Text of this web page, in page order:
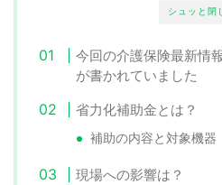
シュッと閉
今回の介護保険最新情
が書かれていました
省力化補助金とは？
補助の内容と対象機器
現場への影響は？